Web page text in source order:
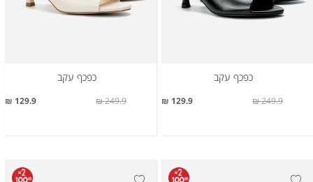
כפכף עקב
129.9 ₪ 249.9 ₪
כפכף עקב
129.9 ₪ 249.9 ₪